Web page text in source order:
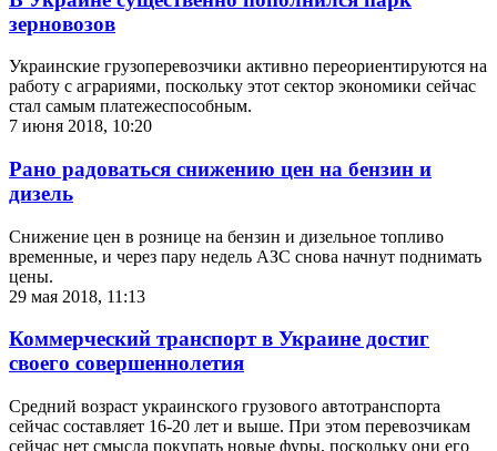
зерновозов
Украинские грузоперевозчики активно переориентируются на
работу с аграриями, поскольку этот сектор экономики сейчас
стал самым платежеспособным.
7 июня 2018, 10:20
Рано радоваться снижению цен на бензин и
дизель
Снижение цен в рознице на бензин и дизельное топливо
временные, и через пару недель АЗС снова начнут поднимать
цены.
29 мая 2018, 11:13
Коммерческий транспорт в Украине достиг
своего совершеннолетия
Средний возраст украинского грузового автотранспорта
сейчас составляет 16-20 лет и выше. При этом перевозчикам
сейчас нет смысла покупать новые фуры, поскольку они его